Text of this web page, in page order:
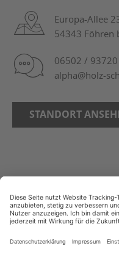
Europa-Allee
54343 Föhren
06502 / 93720
alpha@holz-
STANDORT